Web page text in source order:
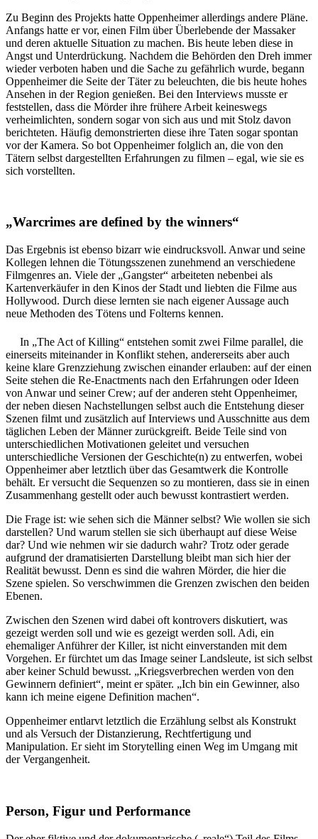
Zu Beginn des Projekts hatte Oppenheimer allerdings andere Pläne.
Anfangs hatte er vor, einen Film über Überlebende der Massaker
und deren aktuelle Situation zu machen. Bis heute leben diese in
Angst und Unterdrückung. Nachdem die Behörden den Dreh immer
wieder verboten haben und die Sache zu gefährlich wurde, begann
Oppenheimer die Seite der Täter zu beleuchten, die bis heute hohes
Ansehen in der Region genießen. Bei den Interviews musste er
feststellen, dass die Mörder ihre frühere Arbeit keineswegs
verheimlichten, sondern sogar von sich aus und mit Stolz davon
berichteten. Häufig demonstrierten diese ihre Taten sogar spontan
vor der Kamera. So bot Oppenheimer folglich an, die von den
Tätern selbst dargestellten Erfahrungen zu filmen – egal, wie sie es
sich vorstellten.
„Warcrimes are defined by the winners“
Das Ergebnis ist ebenso bizarr wie eindrucksvoll. Anwar und seine
Kollegen lehnen die Tötungsszenen zunehmend an verschiedene
Filmgenres an. Viele der „Gangster“ arbeiteten nebenbei als
Kartenverkäufer in den Kinos der Stadt und liebten die Filme aus
Hollywood. Durch diese lernten sie nach eigener Aussage auch
neue Methoden des Tötens und Folterns kennen.
In „The Act of Killing“ entstehen somit zwei Filme parallel, die
einerseits miteinander in Konflikt stehen, andererseits aber auch
keine klare Grenzziehung zwischen einander erlauben: auf der einen
Seite stehen die Re-Enactments nach den Erfahrungen oder Ideen
von Anwar und seiner Crew; auf der anderen steht Oppenheimer,
der neben diesen Nachstellungen selbst auch die Entstehung dieser
Szenen filmt und zusätzlich auf Interviews und Ausschnitte aus dem
täglichen Leben der Männer zurückgreift. Beide Teile sind von
unterschiedlichen Motivationen geleitet und versuchen
unterschiedliche Versionen der Geschichte(n) zu entwerfen, wobei
Oppenheimer aber letztlich über das Gesamtwerk die Kontrolle
behält. Er versucht die Sequenzen so zu montieren, dass sie in einen
Zusammenhang gestellt oder auch bewusst kontrastiert werden.
Die Frage ist: wie sehen sich die Männer selbst? Wie wollen sie sich
darstellen? Und warum stellen sie sich überhaupt auf diese Weise
dar? Und wie nehmen wir sie dadurch wahr? Trotz oder gerade
aufgrund der dramatisierten Darstellung bleibt man sich hier der
Realität bewusst. Denn es sind die wahren Mörder, die hier die
Szene spielen. So verschwimmen die Grenzen zwischen den beiden
Ebenen.
Zwischen den Szenen wird dabei oft kontrovers diskutiert, was
gezeigt werden soll und wie es gezeigt werden soll. Adi, ein
ehemaliger Anführer der Killer, ist nicht einverstanden mit dem
Vorgehen. Er fürchtet um das Image seiner Landsleute, ist sich selbst
aber keiner Schuld bewusst. „Kriegsverbrechen werden von den
Gewinnern definiert“, meint er später. „Ich bin ein Gewinner, also
kann ich meine eigene Definition machen“.
Oppenheimer entlarvt letztlich die Erzählung selbst als Konstrukt
und als Versuch der Distanzierung, Rechtfertigung und
Manipulation. Er sieht im Storytelling einen Weg im Umgang mit
der Vergangenheit.
Person, Figur und Performance